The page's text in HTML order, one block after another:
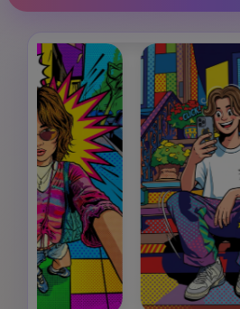
Jelajahi Lebih Banyak >>